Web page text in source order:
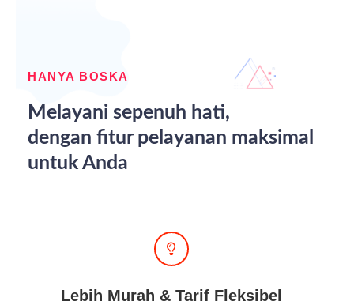
HANYA BOSKA
Melayani sepenuh hati,
dengan fitur pelayanan maksimal
untuk Anda
Lebih Murah & Tarif Fleksibel